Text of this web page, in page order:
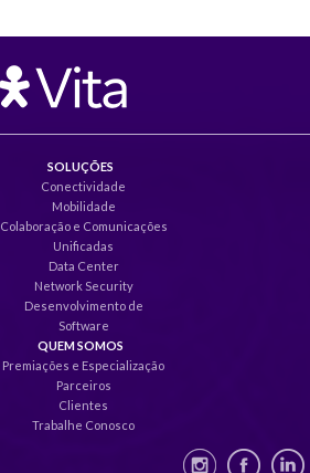
SOLUÇÕES
Conectividade
Mobilidade
Colaboração e Comunicações
Unificadas
Data Center
Network Security
Desenvolvimento de
Software
QUEM SOMOS
Premiações e Especialização
Parceiros
Clientes
Trabalhe Conosco